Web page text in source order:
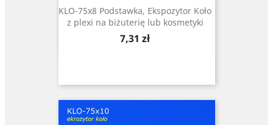
KLO-75x8 Podstawka, Ekspozytor Koło
z plexi na biżuterię lub kosmetyki
Cena
7,31 zł